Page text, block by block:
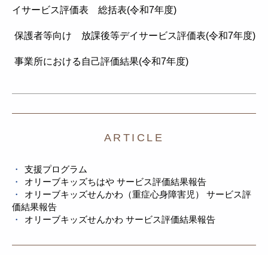
イサービス評価表 総括表(令和7年度)
保護者等向け 放課後等デイサービス評価表(令和7年度)
事業所における自己評価結果(令和7年度)
ARTICLE
支援プログラム
オリーブキッズちはや サービス評価結果報告
オリーブキッズせんかわ（重症心身障害児） サービス評
価結果報告
オリーブキッズせんかわ サービス評価結果報告